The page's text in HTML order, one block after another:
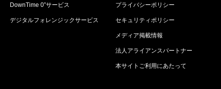
DownTime 0”サービス
デジタルフォレンジックサービス
プライバシーポリシー
セキュリティポリシー
メディア掲載情報
法人アライアンスパートナー
本サイトご利用にあたって